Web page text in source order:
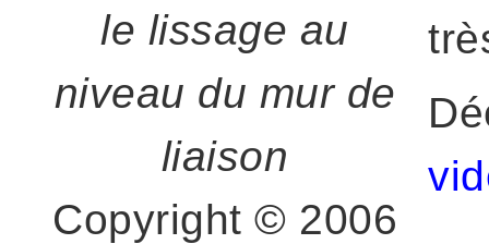
le lissage au
niveau du mur de
liaison
Copyright © 2006